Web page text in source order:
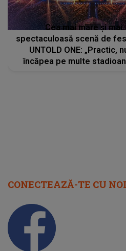
Cea mai mare și mai
spectaculoasă scenă de
UNTOLD ONE: „Practic,
încăpea pe multe
CONECTEAZĂ-TE CU NOI